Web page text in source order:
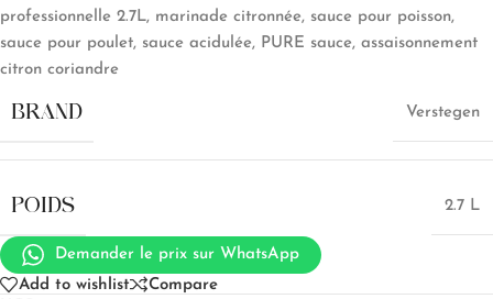
professionnelle 2.7L, marinade citronnée, sauce pour poisson,
sauce pour poulet, sauce acidulée, PURE sauce, assaisonnement
citron coriandre
BRAND Verstegen
POIDS 2.7 L
Demander le prix sur WhatsApp
Add to wishlist
Compare